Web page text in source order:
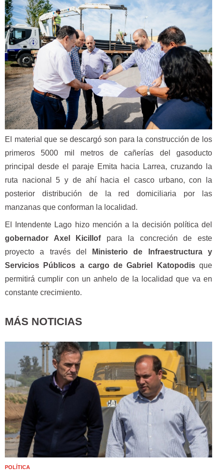
El material que se descargó son para la construcción de los
primeros 5000 mil metros de cañerías del gasoducto
principal desde el paraje Emita hacia Larrea, cruzando la
ruta nacional 5 y de ahí hacia el casco urbano, con la
posterior distribución de la red domiciliaria por las
manzanas que conforman la localidad.
El Intendente Lago hizo mención a la decisión política del
gobernador Axel Kicillof para la concreción de este
proyecto a través del
Ministerio de Infraestructura y
Servicios Públicos a cargo de Gabriel Katopodis que
permitirá cumplir con un anhelo de la localidad que va en
constante crecimiento.
MÁS NOTICIAS
POLÍTICA